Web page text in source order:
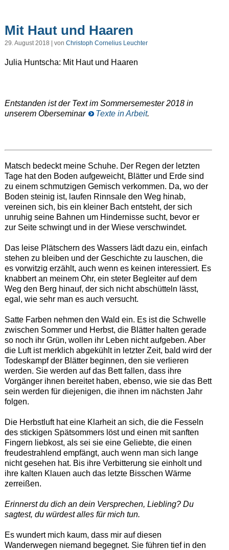
Mit Haut und Haaren
29. August 2018 | von Christoph Cornelius Leuchter
Julia Huntscha: Mit Haut und Haaren
Entstanden ist der Text im Sommersemester 2018 in
unserem Oberseminar
Texte in Arbeit.
Matsch bedeckt meine Schuhe. Der Regen der letzten
Tage hat den Boden aufgeweicht, Blätter und Erde sind
zu einem schmutzigen Gemisch verkommen. Da, wo der
Boden steinig ist, laufen Rinnsale den Weg hinab,
vereinen sich, bis ein kleiner Bach entsteht, der sich
unruhig seine Bahnen um Hindernisse sucht, bevor er
zur Seite schwingt und in der Wiese verschwindet.
Das leise Plätschern des Wassers lädt dazu ein, einfach
stehen zu bleiben und der Geschichte zu lauschen, die
es vorwitzig erzählt, auch wenn es keinen interessiert. Es
knabbert an meinem Ohr, ein steter Begleiter auf dem
Weg den Berg hinauf, der sich nicht abschütteln lässt,
egal, wie sehr man es auch versucht.
Satte Farben nehmen den Wald ein. Es ist die Schwelle
zwischen Sommer und Herbst, die Blätter halten gerade
so noch ihr Grün, wollen ihr Leben nicht aufgeben. Aber
die Luft ist merklich abgekühlt in letzter Zeit, bald wird der
Todeskampf der Blätter beginnen, den sie verlieren
werden. Sie werden auf das Bett fallen, dass ihre
Vorgänger ihnen bereitet haben, ebenso, wie sie das Bett
sein werden für diejenigen, die ihnen im nächsten Jahr
folgen.
Die Herbstluft hat eine Klarheit an sich, die die Fesseln
des stickigen Spätsommers löst und einen mit sanften
Fingern liebkost, als sei sie eine Geliebte, die einen
freudestrahlend empfängt, auch wenn man sich lange
nicht gesehen hat. Bis ihre Verbitterung sie einholt und
ihre kalten Klauen auch das letzte Bisschen Wärme
zerreißen.
Erinnerst du dich an dein Versprechen, Liebling? Du
sagtest, du würdest alles für mich tun.
Es wundert mich kaum, dass mir auf diesen
Wanderwegen niemand begegnet. Sie führen tief in den